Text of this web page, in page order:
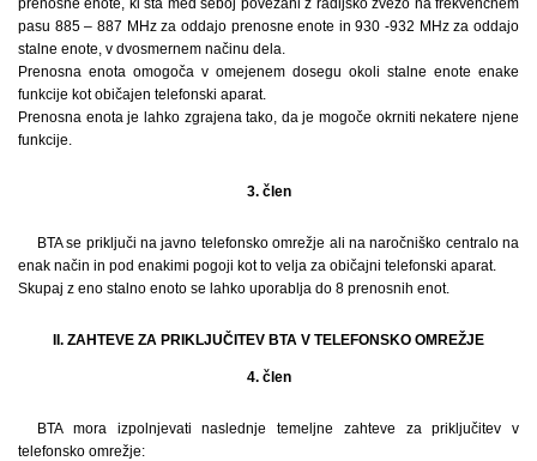
pasu 885 – 887 MHz za oddajo prenosne enote in 930 -932 MHz za oddajo
stalne enote, v dvosmernem načinu dela.
Prenosna enota omogoča v omejenem dosegu okoli stalne enote enake
funkcije kot običajen telefonski aparat.
Prenosna enota je lahko zgrajena tako, da je mogoče okrniti nekatere njene
funkcije.
3. člen
BTA se priključi na javno telefonsko omrežje ali na naročniško centralo na
enak način in pod enakimi pogoji kot to velja za običajni telefonski aparat.
Skupaj z eno stalno enoto se lahko uporablja do 8 prenosnih enot.
II. ZAHTEVE ZA PRIKLJUČITEV BTA V TELEFONSKO OMREŽJE
4. člen
BTA mora izpolnjevati naslednje temeljne zahteve za priključitev v
telefonsko omrežje: